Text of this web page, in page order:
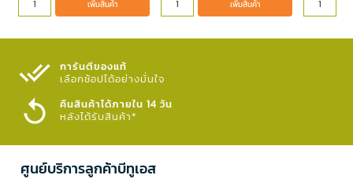
เพิ่มสินค้า เพิ่มสินค้า
การันตีของแท้
เลือกช้อปได้อย่างมั่นใจ​
คืนสินค้าได้ภายใน 14 วัน
หลังได้รับสินค้า*
ศูนย์บริการลูกค้าบีทูเอส